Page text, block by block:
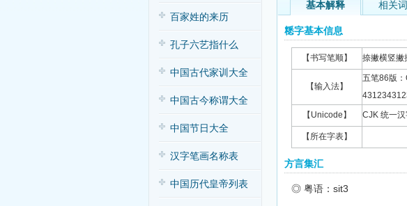
百家姓的来历
孔子六艺指什么
中国古代家训大全
中国古今称谓大全
中国节日大全
汉字笔画名称表
中国历代皇帝列表
基本解释 相关
䊝字基本信息
【书写笔顺】 捺撇横竖撇
【输入法】
五笔86版
【Unicode】
CJK 统一
【所在字表】
方言集汇
◎ 粤语：sit3